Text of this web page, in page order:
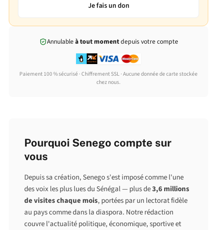
Je fais un don
Annulableà tout momentdepuis votre compte
Paiement 100 % sécurisé · Chiffrement SSL · Aucune donnée de carte stockée
chez nous.
Pourquoi Senego compte sur
vous
Depuis sa création, Senego s'est imposé comme l'une
des voix les plus lues du Sénégal — plus de3,6 millions
de visites chaque mois, portées par un lectorat fidèle
au pays comme dans la diaspora. Notre rédaction
couvre l'actualité politique, économique, sportive et